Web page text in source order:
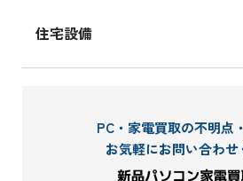
住宅設備
PC・家電買取の不明点
お気軽にお問い合わせ